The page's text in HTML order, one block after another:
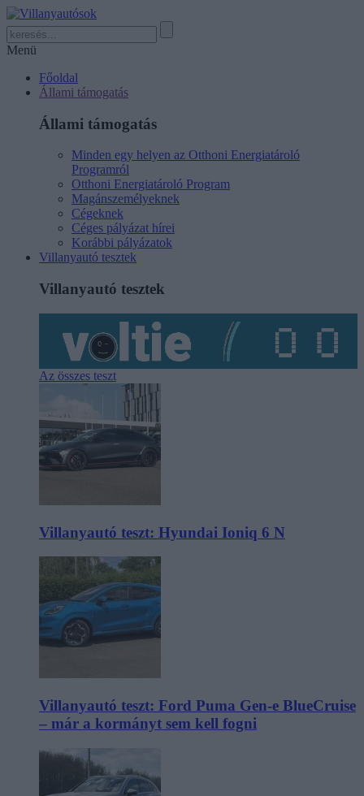
Menü
Főoldal
Állami támogatás
Állami támogatás
Minden egy helyen az Otthoni Energiatároló
Programról
Otthoni Energiatároló Program
Magánszemélyeknek
Cégeknek
Céges pályázat hírei
Korábbi pályázatok
Villanyautó tesztek
Villanyautó tesztek
Az összes teszt
Villanyautó teszt: Hyundai Ioniq 6 N
Villanyautó teszt: Ford Puma Gen-e BlueCruise
– már a kormányt sem kell fogni